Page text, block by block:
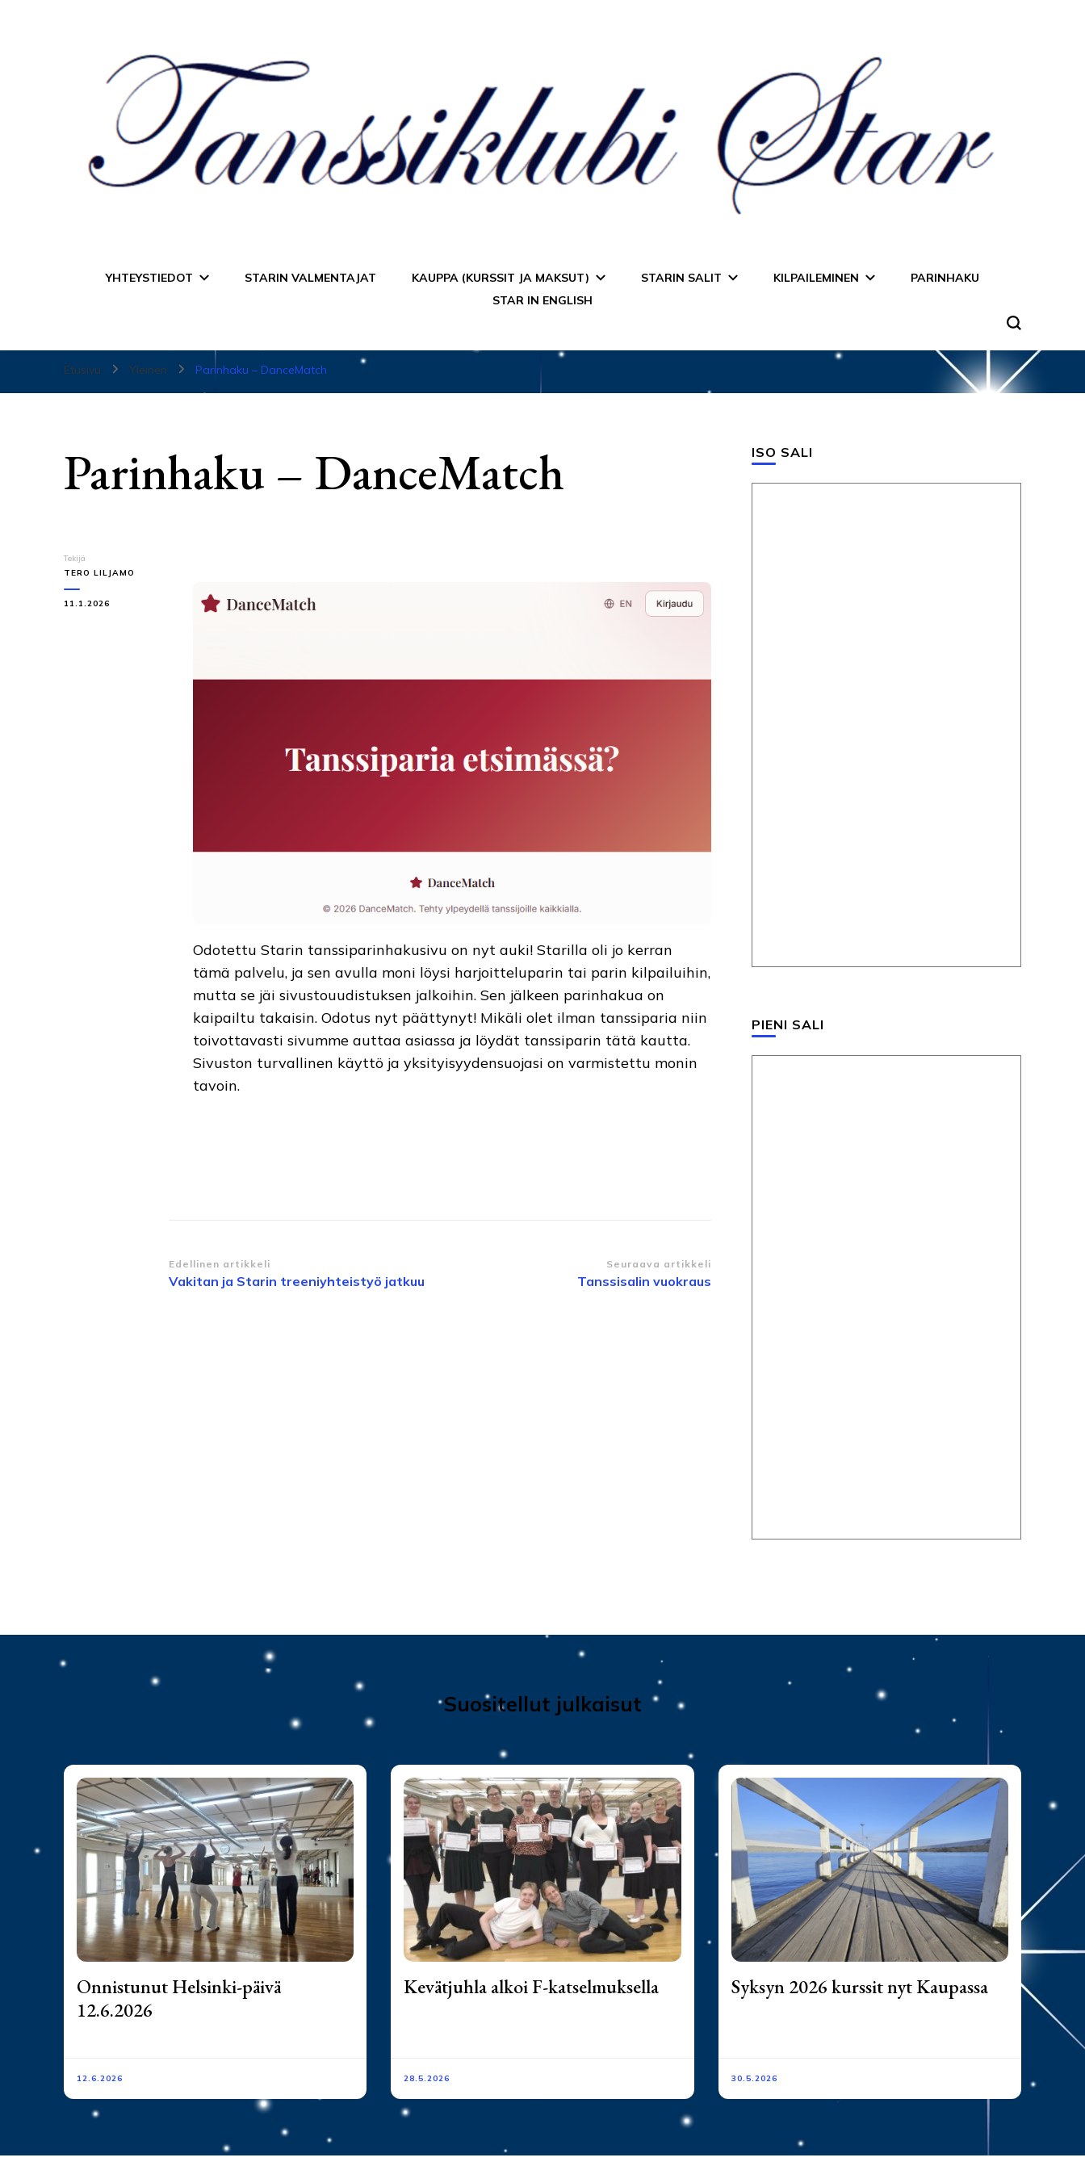
YHTEYSTIEDOT STARIN VALMENTAJAT KAUPPA (KURSSIT JA MAKSUT) STARIN SALIT KILPAILEMINEN
PARINHAKU
STAR IN ENGLISH
Etusivu Yleinen Parinhaku – DanceMatch
Parinhaku – DanceMatch
Tekijä
TERO LILJAMO
11.1.2026
Odotettu Starin tanssiparinhakusivu on nyt auki! Starilla oli jo kerran
tämä palvelu, ja sen avulla moni löysi harjoitteluparin tai parin kilpailuihin,
mutta se jäi sivustouudistuksen jalkoihin. Sen jälkeen parinhakua on
kaipailtu takaisin. Odotus nyt päättynyt! Mikäli olet ilman tanssiparia niin
toivottavasti sivumme auttaa asiassa ja löydät tanssiparin tätä kautta.
Sivuston turvallinen käyttö ja yksityisyydensuojasi on varmistettu monin
tavoin.
Artikkelien
selaus
Edellinen artikkeli
Vakitan ja Starin treeniyhteistyö jatkuu
Seuraava artikkeli
Tanssisalin vuokraus
ISO SALI
PIENI SALI
Suositellut julkaisut
Onnistunut Helsinki-päivä
12.6.2026
12.6.2026
Kevätjuhla alkoi F-katselmuksella
28.5.2026
Syksyn 2026 kurssit nyt Kaupassa
30.5.2026